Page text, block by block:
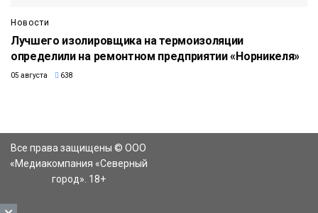
Новости
Лучшего изолировщика на термоизоляции
определили на ремонтном предприятии «Норникеля»
05 августа 638
Все права защищены © ООО
«Медиакомпания «Северный
город». 18+